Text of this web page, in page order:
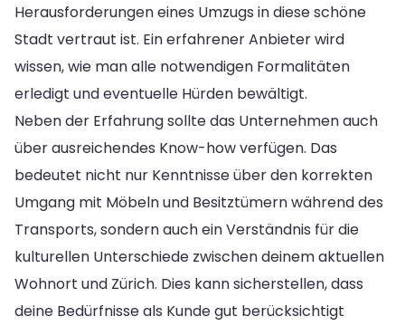
Herausforderungen eines Umzugs in diese schöne
Stadt vertraut ist. Ein erfahrener Anbieter wird
wissen, wie man alle notwendigen Formalitäten
erledigt und eventuelle Hürden bewältigt.
Neben der Erfahrung sollte das Unternehmen auch
über ausreichendes Know-how verfügen. Das
bedeutet nicht nur Kenntnisse über den korrekten
Umgang mit Möbeln und Besitztümern während des
Transports, sondern auch ein Verständnis für die
kulturellen Unterschiede zwischen deinem aktuellen
Wohnort und Zürich. Dies kann sicherstellen, dass
deine Bedürfnisse als Kunde gut berücksichtigt